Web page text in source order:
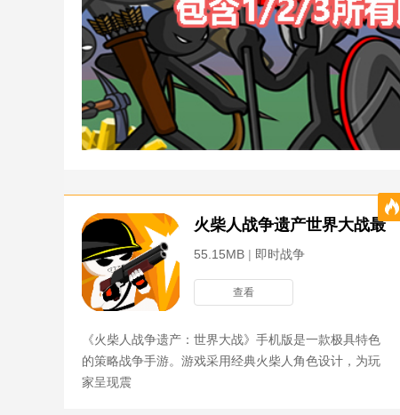
火柴人战争遗产世界大战最新
55.15MB | 即时战争
查看
《火柴人战争遗产：世界大战》手机版是一款极具特色
的策略战争手游。游戏采用经典火柴人角色设计，为玩
家呈现震